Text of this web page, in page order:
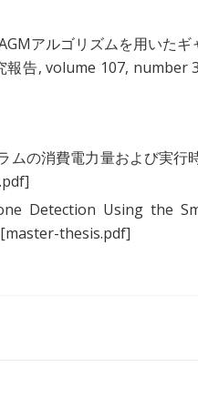
アルゴリズムを用いた
報告, volume 107, number
ムの消費電力量および実行
Detection Using the
[master-thesis.pdf]